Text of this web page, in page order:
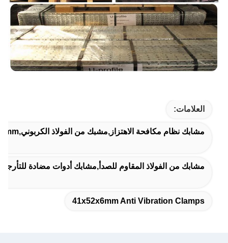
العلامات:
مشابك نظام مكافحة الاهتزاز,مشبك من الفولاذ الكربوني,41x52x6mm مكافحة الاهتزازات
مشابك من الفولاذ المقاوم للصدأ,مشابك أدوات مضادة
41x52x6mm Anti Vibration Clamps